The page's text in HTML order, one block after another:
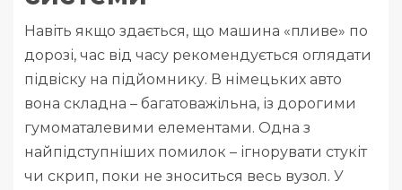
Навіть якщо здається, що машина «пливе» по
дорозі, час від часу рекомендується оглядати
підвіску на підйомнику. В німецьких авто
вона складна – багатоважільна, із дорогими
гумоматалевими елементами. Одна з
найпідступніших помилок – ігнорувати стукіт
чи скрип, поки не зноситься весь вузол. У